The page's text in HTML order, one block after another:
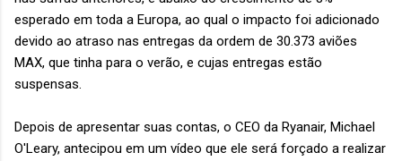
esperado em toda a Europa, ao qual o impacto foi adicionado
devido ao atraso nas entregas da ordem de 30.373 aviões
MAX, que tinha para o verão, e cujas entregas estão
suspensas.
Depois de apresentar suas contas, o CEO da Ryanair, Michael
O'Leary, antecipou em um vídeo que ele será forçado a realizar